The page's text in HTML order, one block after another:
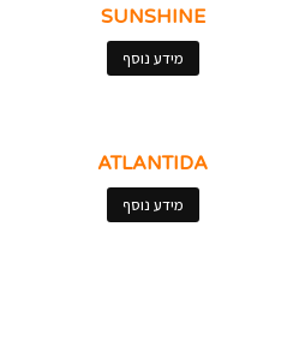
SUNSHINE
מידע נוסף
ATLANTIDA
מידע נוסף